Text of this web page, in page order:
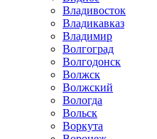
Владивосток
Владикавказ
Владимир
Волгоград
Волгодонск
Волжск
Волжский
Вологда
Вольск
Воркута